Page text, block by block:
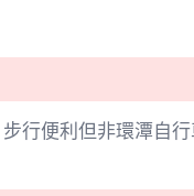
行便利但非環潭自